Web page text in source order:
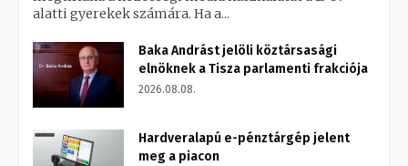
alatti gyerekek számára. Ha a...
Baka Andrást jelöli köztársasági
elnöknek a Tisza parlamenti frakciója
2026.08.08.
Hardveralapú e-pénztárgép jelent
meg a piacon